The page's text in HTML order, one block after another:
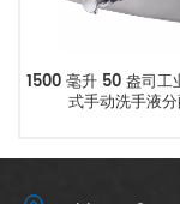
1500 毫升 50 盎司工
式手动洗手液